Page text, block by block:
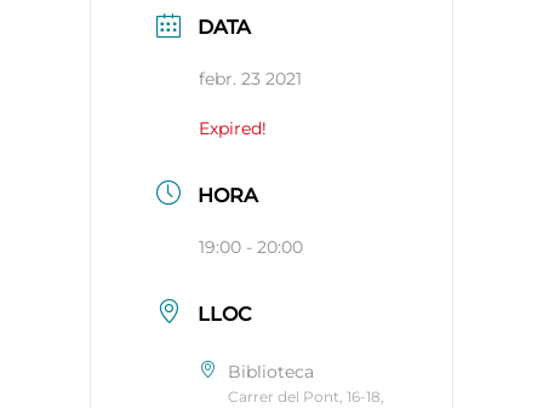
DATA
febr. 23 2021
Expired!
HORA
19:00 - 20:00
LLOC
Biblioteca
Carrer del Pont, 16-18,